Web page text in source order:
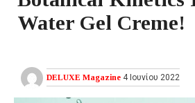
Water Gel Creme!
DELUXE Magazine 4 Ιουνίου 2022